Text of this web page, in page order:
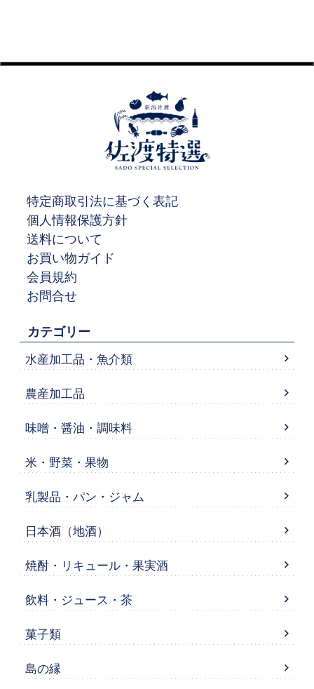
特定商取引法に基づく表記
個人情報保護方針
送料について
お買い物ガイド
会員規約
お問合せ
カテゴリー
水産加工品・魚介類
農産加工品
味噌・醤油・調味料
米・野菜・果物
乳製品・パン・ジャム
日本酒（地酒）
焼酎・リキュール・果実酒
飲料・ジュース・茶
菓子類
島の縁